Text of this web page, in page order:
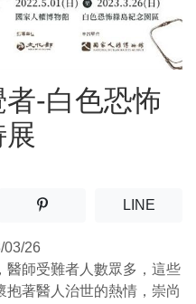
-白色恐怖
另開新視窗)
分享至噗浪(另開新視窗)
LINE(另開
03/26
醫師受難者人數眾多，這些
著醫人治世的熱情，崇尚